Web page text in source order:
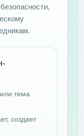
тема
создает